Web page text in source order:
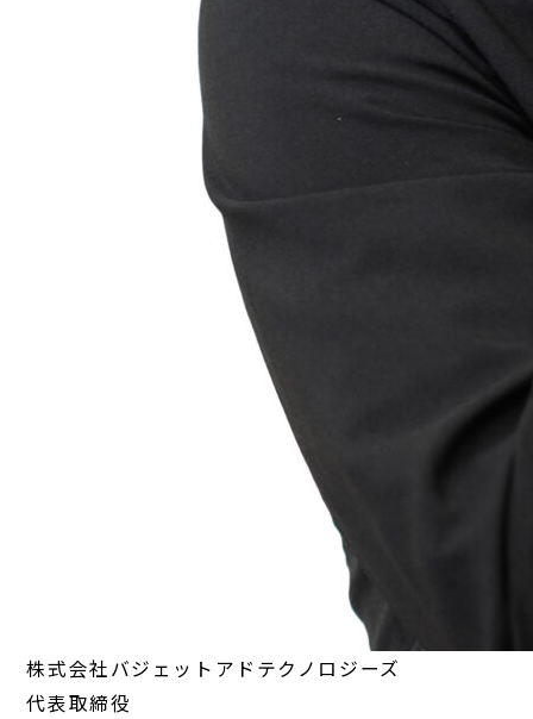
株式会社バジェットアドテクノロジーズ
代表取締役